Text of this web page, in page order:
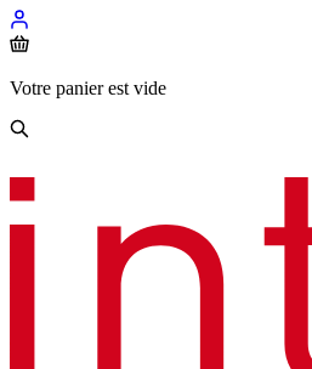
Votre panier est vide